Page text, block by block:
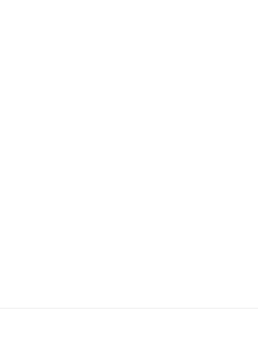
あしらったデザインの指
インが多いです。